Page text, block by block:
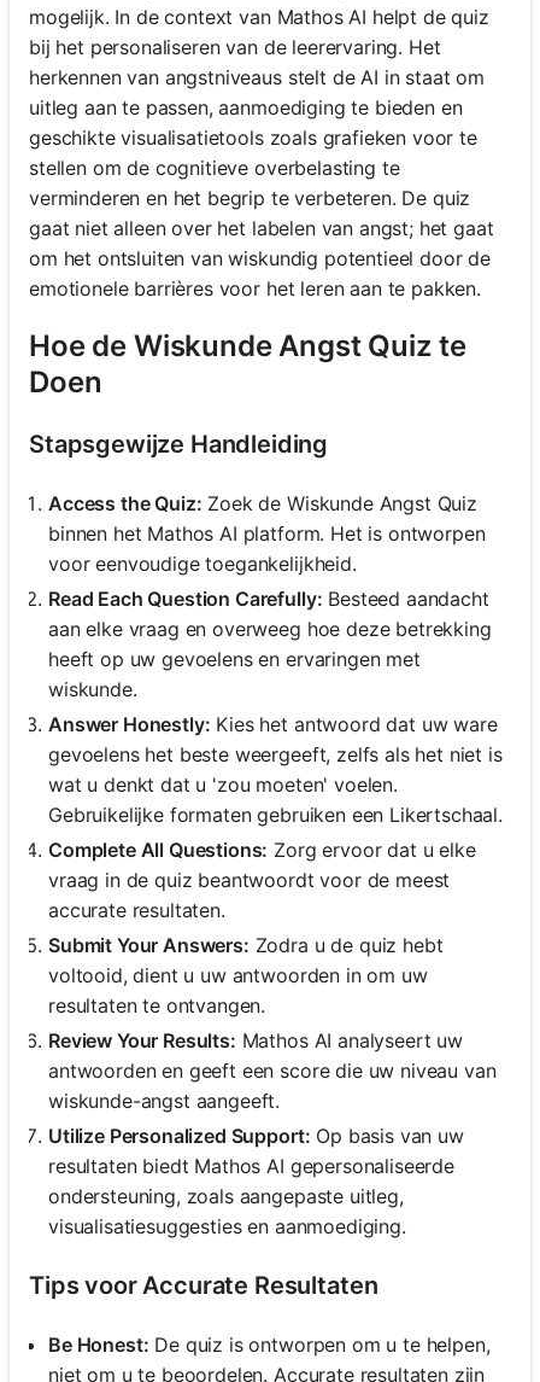
mogelijk. In de context van Mathos AI helpt de quiz
bij het personaliseren van de leerervaring. Het
herkennen van angstniveaus stelt de AI in staat om
uitleg aan te passen, aanmoediging te bieden en
geschikte visualisatietools zoals grafieken voor te
stellen om de cognitieve overbelasting te
verminderen en het begrip te verbeteren. De quiz
gaat niet alleen over het labelen van angst; het gaat
om het ontsluiten van wiskundig potentieel door de
emotionele barrières voor het leren aan te pakken.
Hoe de Wiskunde Angst Quiz te
Doen
Stapsgewijze Handleiding
Access the Quiz: Zoek de Wiskunde Angst Quiz
binnen het Mathos AI platform. Het is ontworpen
voor eenvoudige toegankelijkheid.
Read Each Question Carefully: Besteed aandacht
aan elke vraag en overweeg hoe deze betrekking
heeft op uw gevoelens en ervaringen met
wiskunde.
Answer Honestly: Kies het antwoord dat uw ware
gevoelens het beste weergeeft, zelfs als het niet is
wat u denkt dat u 'zou moeten' voelen.
Gebruikelijke formaten gebruiken een Likertschaal.
Complete All Questions: Zorg ervoor dat u elke
vraag in de quiz beantwoordt voor de meest
accurate resultaten.
Submit Your Answers: Zodra u de quiz hebt
voltooid, dient u uw antwoorden in om uw
resultaten te ontvangen.
Review Your Results: Mathos AI analyseert uw
antwoorden en geeft een score die uw niveau van
wiskunde-angst aangeeft.
Utilize Personalized Support: Op basis van uw
resultaten biedt Mathos AI gepersonaliseerde
ondersteuning, zoals aangepaste uitleg,
visualisatiesuggesties en aanmoediging.
Tips voor Accurate Resultaten
Be Honest: De quiz is ontworpen om u te helpen,
niet om u te beoordelen. Accurate resultaten zijn